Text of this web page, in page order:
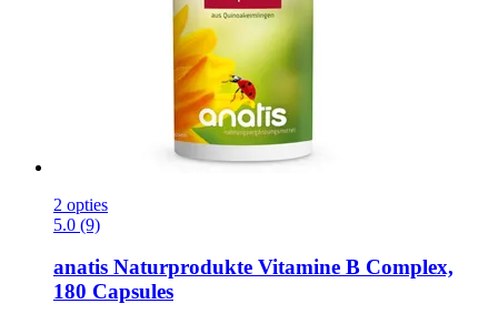
2 opties
5.0 (9)
anatis Naturprodukte Vitamine B Complex,
180 Capsules